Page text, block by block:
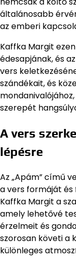
általánosabb
az emberi
Kaffka Margit
édesapjának, és
vers
szándékait, és
szerepét
A vers
lépésre
Az „Apám” című
a vers formáját
Kaffka Margit a
amely lehetővé
érzelmeit és
szorosan követi a
különleges